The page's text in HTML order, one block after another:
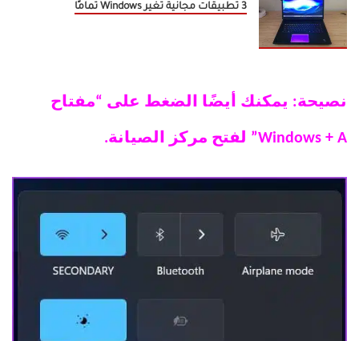
3 تطبيقات مجانية تغير Windows تمامًا
نصيحة: يمكنك أيضًا الضغط على “مفتاح
Windows + A” لفتح مركز الصيانة.